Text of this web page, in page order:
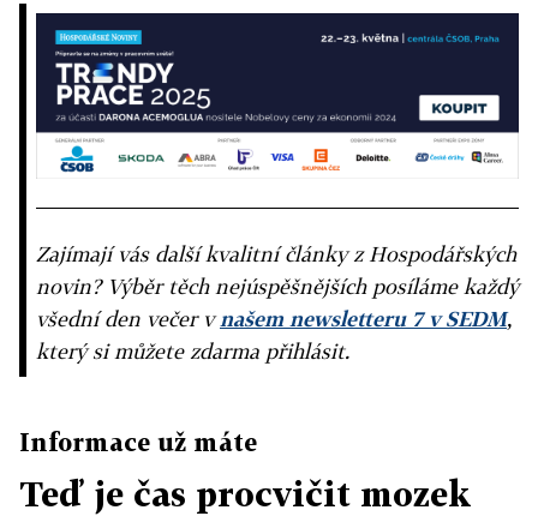
Zajímají vás další kvalitní články z Hospodářských
novin? Výběr těch nejúspěšnějších posíláme každý
všední den večer vnašem newsletteru 7 v SEDM,
který si můžete zdarma přihlásit.
Informace už máte
Teď je čas procvičit mozek